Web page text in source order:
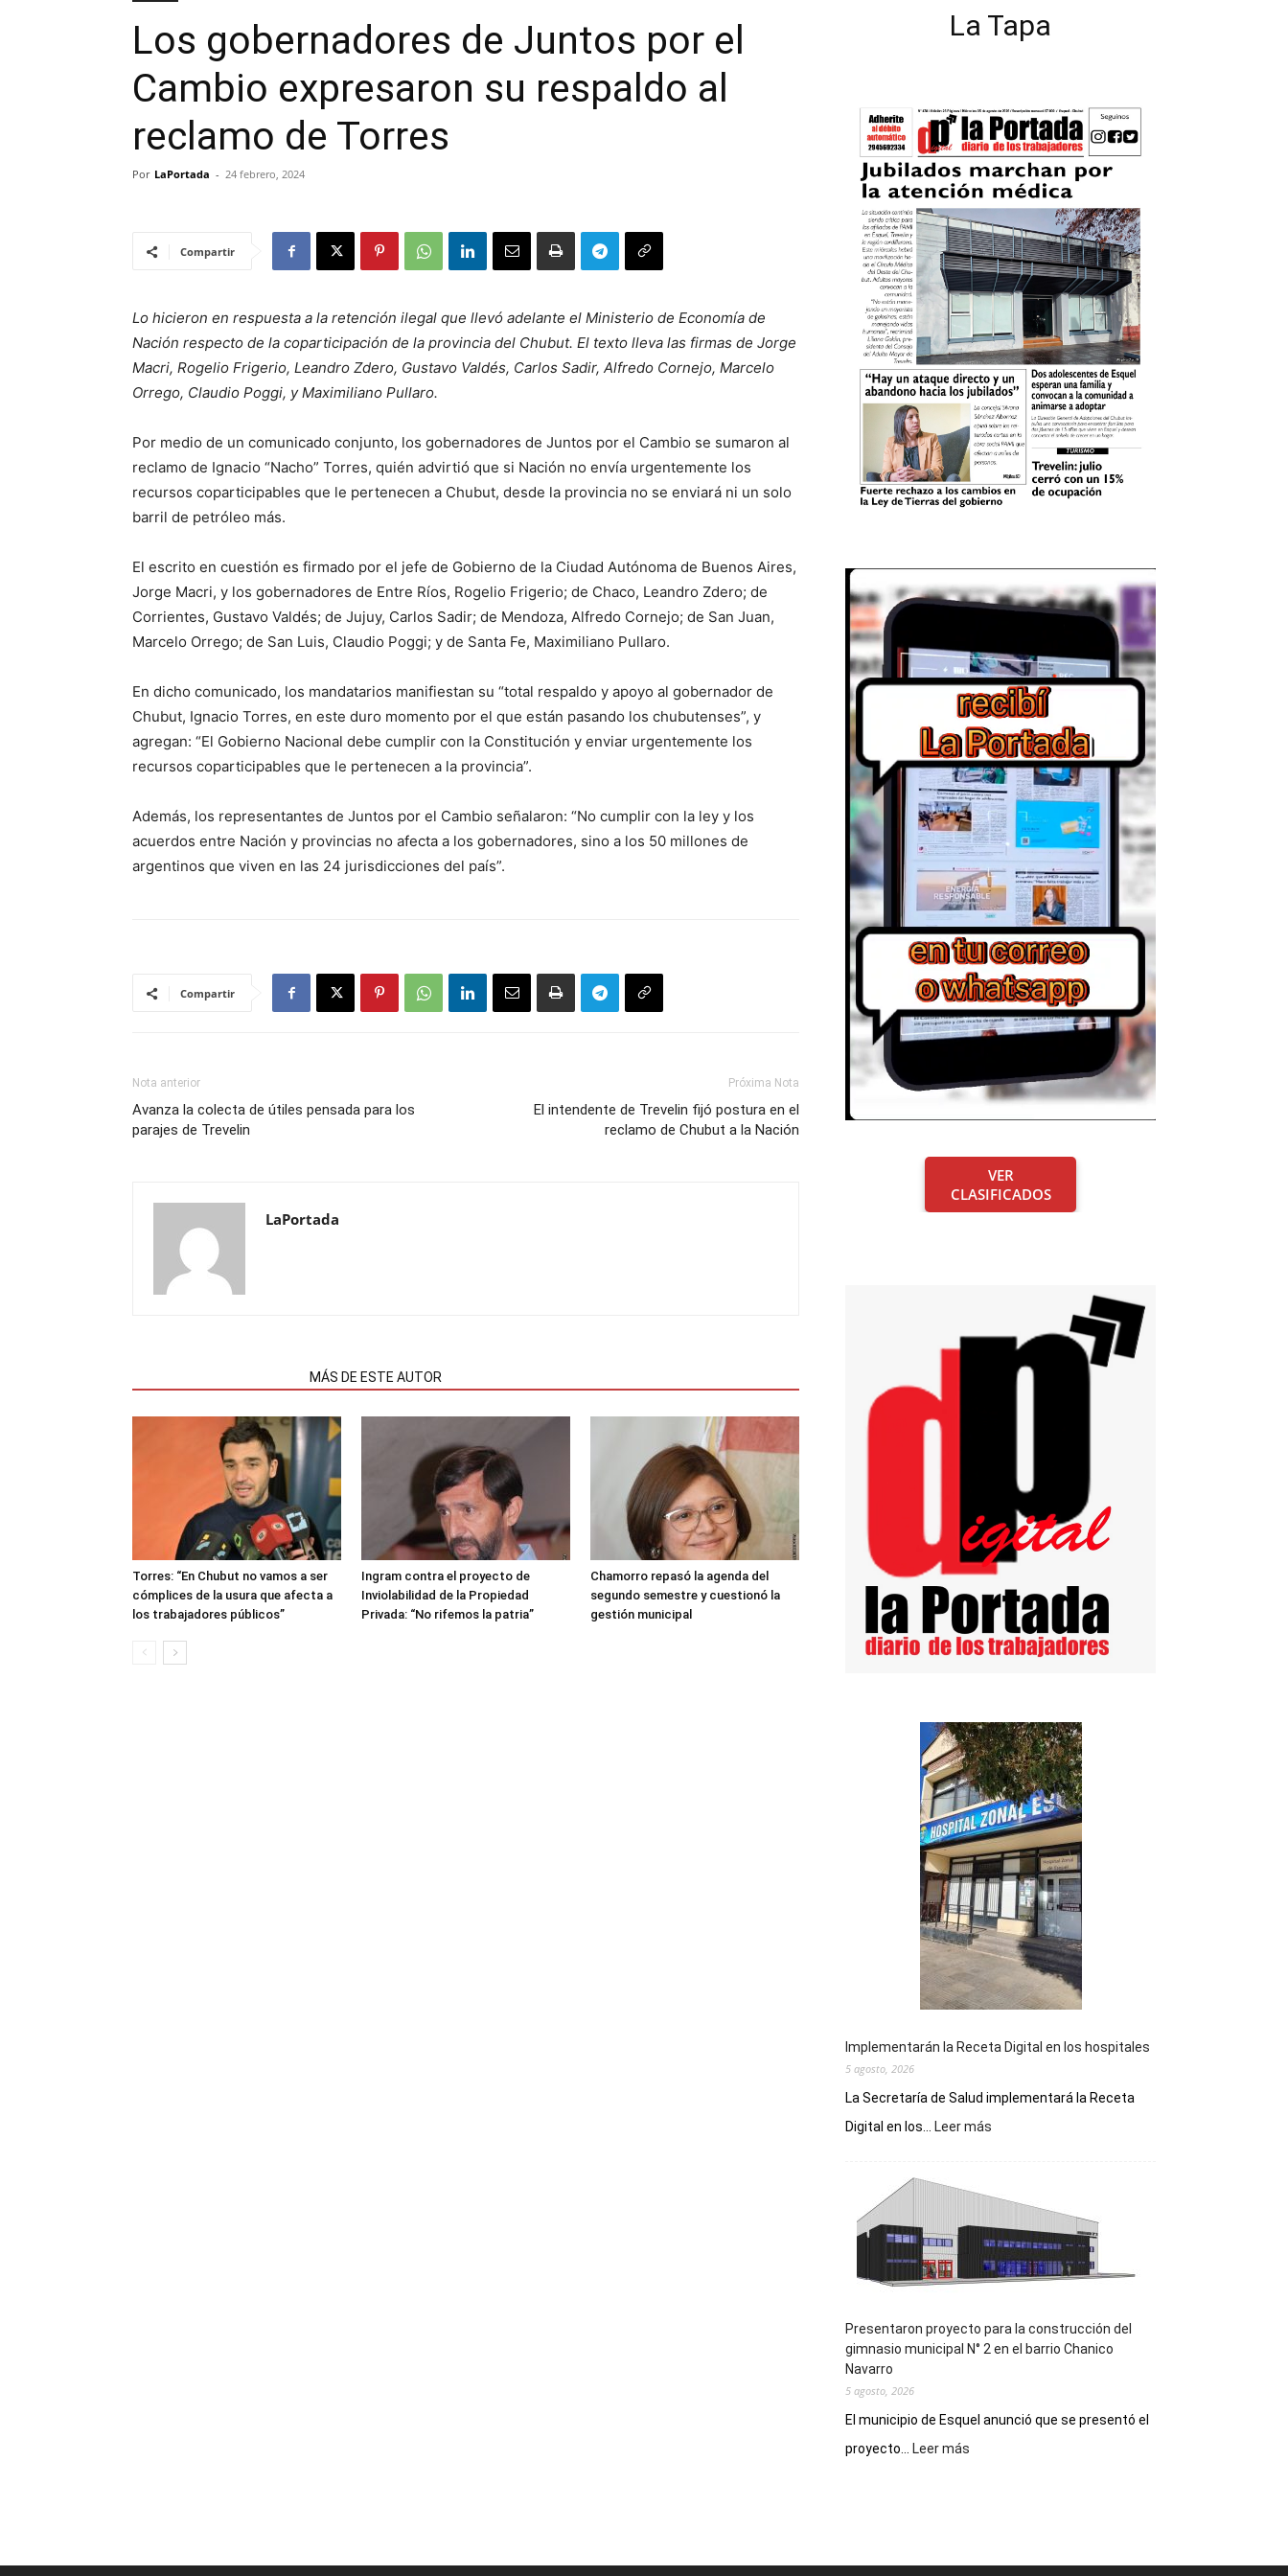
Los gobernadores de Juntos por el
Cambio expresaron su respaldo al
reclamo de Torres
Por LaPortada - 24 febrero, 2024
Compartir
Lo hicieron en respuesta a la retención ilegal que llevó adelante el Ministerio de Economía de
Nación respecto de la coparticipación de la provincia del Chubut. El texto lleva las firmas de Jorge
Macri, Rogelio Frigerio, Leandro Zdero, Gustavo Valdés, Carlos Sadir, Alfredo Cornejo, Marcelo
Orrego, Claudio Poggi, y Maximiliano Pullaro.
Por medio de un comunicado conjunto, los gobernadores de Juntos por el Cambio se sumaron al
reclamo de Ignacio “Nacho” Torres, quién advirtió que si Nación no envía urgentemente los
recursos coparticipables que le pertenecen a Chubut, desde la provincia no se enviará ni un solo
barril de petróleo más.
El escrito en cuestión es firmado por el jefe de Gobierno de la Ciudad Autónoma de Buenos Aires,
Jorge Macri, y los gobernadores de Entre Ríos, Rogelio Frigerio; de Chaco, Leandro Zdero; de
Corrientes, Gustavo Valdés; de Jujuy, Carlos Sadir; de Mendoza, Alfredo Cornejo; de San Juan,
Marcelo Orrego; de San Luis, Claudio Poggi; y de Santa Fe, Maximiliano Pullaro.
En dicho comunicado, los mandatarios manifiestan su “total respaldo y apoyo al gobernador de
Chubut, Ignacio Torres, en este duro momento por el que están pasando los chubutenses”, y
agregan: “El Gobierno Nacional debe cumplir con la Constitución y enviar urgentemente los
recursos coparticipables que le pertenecen a la provincia”.
Además, los representantes de Juntos por el Cambio señalaron: “No cumplir con la ley y los
acuerdos entre Nación y provincias no afecta a los gobernadores, sino a los 50 millones de
argentinos que viven en las 24 jurisdicciones del país”.
Compartir
Nota anterior
Avanza la colecta de útiles pensada para los
parajes de Trevelin
Próxima Nota
El intendente de Trevelin fijó postura en el
reclamo de Chubut a la Nación
LaPortada
MÁS DE ESTE AUTOR
Torres: “En Chubut no vamos a ser
cómplices de la usura que afecta a
los trabajadores públicos”
Ingram contra el proyecto de
Inviolabilidad de la Propiedad
Privada: “No rifemos la patria”
Chamorro repasó la agenda del
segundo semestre y cuestionó la
gestión municipal
La Tapa
VER
CLASIFICADOS
Implementarán la Receta Digital en los hospitales
5 agosto, 2026
La Secretaría de Salud implementará la Receta
Digital en los...
Leer más
Digital
en
los
hospitales
Presentaron proyecto para la construcción del
gimnasio municipal N° 2 en el barrio Chanico
Navarro
5 agosto, 2026
El municipio de Esquel anunció que se presentó el
proyecto...
Leer más
del